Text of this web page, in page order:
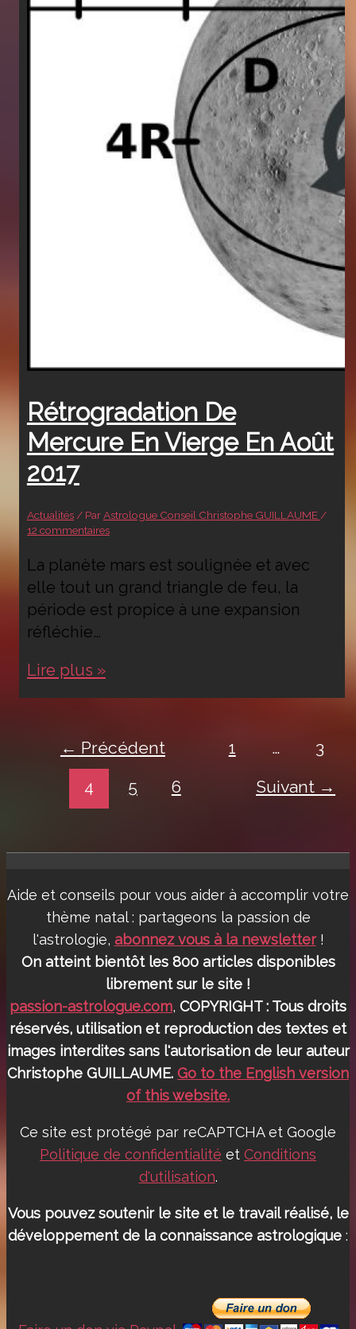
Rétrogradation De
Mercure En Vierge En Août
2017
Actualités/ ParAstrologue Conseil Christophe GUILLAUME/
12 commentaires
La planète mars est soulignée et avec
elle tout un grand triangle de feu, la
période est propice à une expansion
réfléchie…
Rétrogradation
Vierge
Lire plus »
← Précédent 1 …
3
4
5 6 Suivant →
Aide et conseils pour vous aider à accomplir votre
thème natal : partageons la passion de
l'astrologie, abonnez vous à la newsletter!
On atteint bientôt les 800 articles disponibles
librement sur le site !
passion-astrologue.com, COPYRIGHT : Tous droits
réservés, utilisation et reproduction des textes et
images interdites sans l'autorisation de leur auteur
Christophe GUILLAUME. Go to the English version
of this website.
Ce site est protégé par reCAPTCHA et Google
Politique de confidentialité et Conditions
d'utilisation.
Vous pouvez soutenir le site et le travail réalisé, le
développement de la connaissance astrologique :